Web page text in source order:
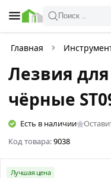
Поиск ..
Главная
Лезвия
чёрные
Есть в наличии
Код товара:9038
Лучшая цена